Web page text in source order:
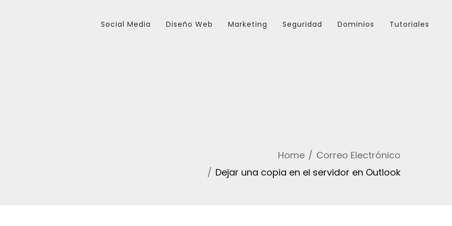
Social Media Diseño Web Marketing Seguridad Dominios Tutoriales
Home
Correo Electrónico
Dejar una copia en el servidor en Outlook